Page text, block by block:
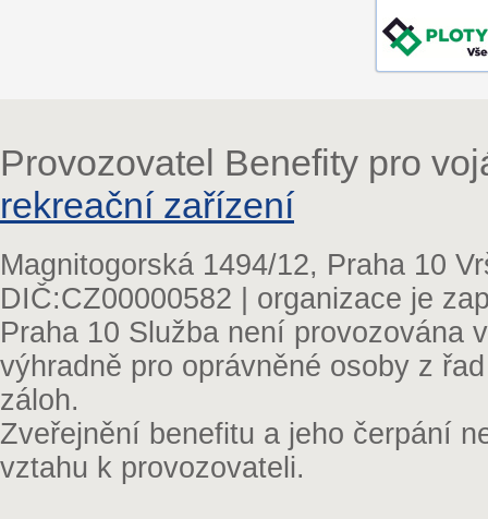
Provozovatel Benefity pro
rekreační zařízení
Magnitogorská 1494/12, Praha 10
DIČ:CZ00000582 | organizace je
Praha 10 Služba není provozována
výhradně pro oprávněné osoby z
záloh.
Zveřejnění benefitu a jeho čerpání
vztahu k provozovateli.